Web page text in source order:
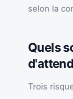
selon la
Quels
Trois